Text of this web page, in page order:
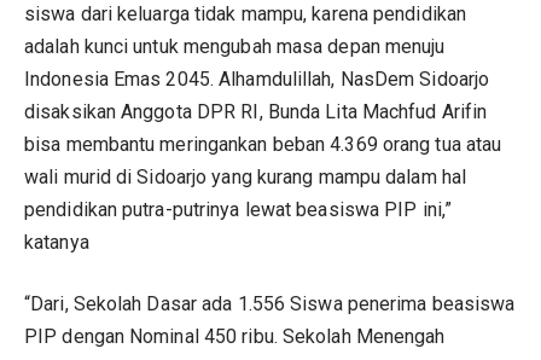
siswa dari keluarga tidak mampu, karena pendidikan
adalah kunci untuk mengubah masa depan menuju
Indonesia Emas 2045. Alhamdulillah, NasDem Sidoarjo
disaksikan Anggota DPR RI, Bunda Lita Machfud Arifin
bisa membantu meringankan beban 4.369 orang tua atau
wali murid di Sidoarjo yang kurang mampu dalam hal
pendidikan putra-putrinya lewat beasiswa PIP ini,”
katanya
“Dari, Sekolah Dasar ada 1.556 Siswa penerima beasiswa
PIP dengan Nominal 450 ribu. Sekolah Menengah